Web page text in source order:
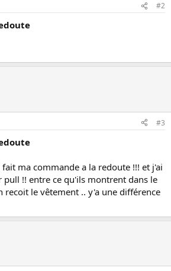
#2
#3
ma commande a la redoute !!! et j'ai
pull !! entre ce qu'ils montrent dans le
recoit le vêtement .. y'a une différence